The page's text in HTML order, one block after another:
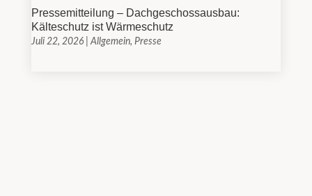
Pressemitteilung – Dachgeschossausbau:
Kälteschutz ist Wärmeschutz
Juli 22, 2026|Allgemein, Presse